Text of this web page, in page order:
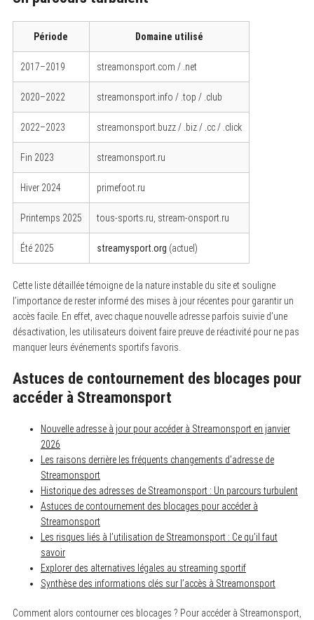
Période Domaine utilisé
2017–2019 streamonsport.com / .net
2020–2022 streamonsport.info / .top / .club
2022–2023 streamonsport.buzz / .biz / .cc / .click
Fin 2023 streamonsport.ru
Hiver 2024 primefoot.ru
Printemps 2025 tous-sports.ru, stream-onsport.ru
Été 2025 streamysport.org (actuel)
Cette liste détaillée témoigne de la nature instable du site et souligne
l’importance de rester informé des mises à jour récentes pour garantir un
accès facile. En effet, avec chaque nouvelle adresse parfois suivie d’une
désactivation, les utilisateurs doivent faire preuve de réactivité pour ne pas
manquer leurs événements sportifs favoris.
Astuces de contournement des blocages pour
accéder à Streamonsport
Nouvelle adresse à jour pour accéder à Streamonsport en janvier
2026
Les raisons derrière les fréquents changements d’adresse de
Streamonsport
Historique des adresses de Streamonsport : Un parcours turbulent
Astuces de contournement des blocages pour accéder à
Streamonsport
Les risques liés à l’utilisation de Streamonsport : Ce qu’il faut
savoir
Explorer des alternatives légales au streaming sportif
Synthèse des informations clés sur l’accès à Streamonsport
Comment alors contourner ces blocages ? Pour accéder à Streamonsport,